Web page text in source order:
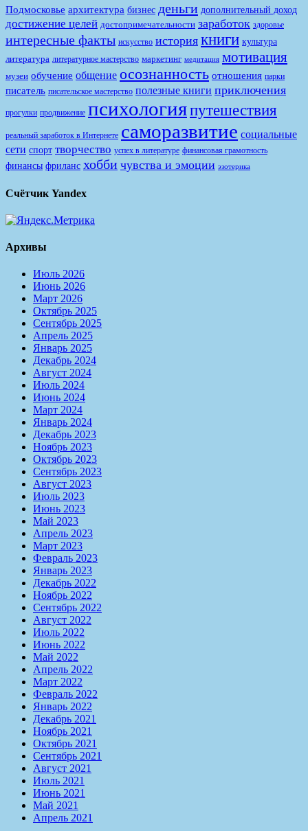
Подмосковье архитектура бизнес деньги дополнительный доход
достижение целей достопримечательности заработок здоровье
интересные факты искусство история книги культура
литература литературное мастерство маркетинг медитация мотивация
музеи обучение общение осознанность отношения парки
писатель писательское мастерство полезные книги приключения
прогулки продвижение психологияпутешествия
реальный заработок в Интернете саморазвитие социальные
сети спорт творчество успех в литературе финансовая грамотность
финансы фриланс хобби чувства и эмоции эзотерика
Счётчик Yandex
Архивы
Июль 2026
Июнь 2026
Март 2026
Октябрь 2025
Сентябрь 2025
Апрель 2025
Январь 2025
Декабрь 2024
Август 2024
Июль 2024
Июнь 2024
Март 2024
Январь 2024
Декабрь 2023
Ноябрь 2023
Октябрь 2023
Сентябрь 2023
Август 2023
Июль 2023
Июнь 2023
Май 2023
Апрель 2023
Март 2023
Февраль 2023
Январь 2023
Декабрь 2022
Ноябрь 2022
Сентябрь 2022
Август 2022
Июль 2022
Июнь 2022
Май 2022
Апрель 2022
Март 2022
Февраль 2022
Январь 2022
Декабрь 2021
Ноябрь 2021
Октябрь 2021
Сентябрь 2021
Август 2021
Июль 2021
Июнь 2021
Май 2021
Апрель 2021